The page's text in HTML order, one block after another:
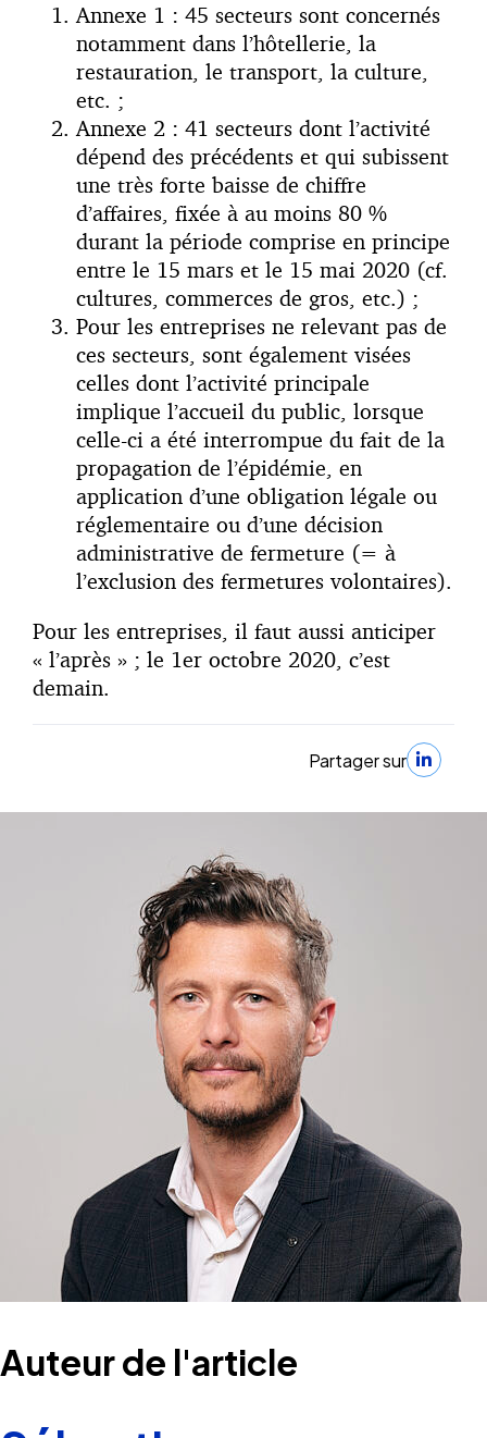
Annexe 1 : 45 secteurs sont concernés
notamment dans l’hôtellerie, la
restauration, le transport, la culture,
etc. ;
Annexe 2 : 41 secteurs dont l’activité
dépend des précédents et qui subissent
une très forte baisse de chiffre
d’affaires, fixée à au moins 80 %
durant la période comprise en principe
entre le 15 mars et le 15 mai 2020 (cf.
cultures, commerces de gros, etc.) ;
Pour les entreprises ne relevant pas de
ces secteurs, sont également visées
celles dont l’activité principale
implique l’accueil du public, lorsque
celle-ci a été interrompue du fait de la
propagation de l’épidémie, en
application d’une obligation légale ou
réglementaire ou d’une décision
administrative de fermeture (= à
l’exclusion des fermetures volontaires).
Pour les entreprises, il faut aussi anticiper
« l’après » ; le 1er octobre 2020, c’est
demain.
Partager sur
Auteur de l'article